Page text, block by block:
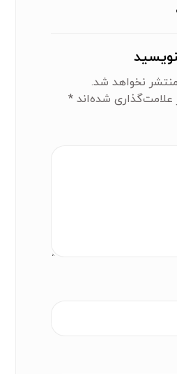
نخواهد شد.
علامت‌گذاری شده‌اند*